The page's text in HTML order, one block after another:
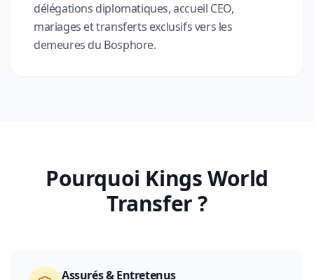
délégations diplomatiques, accueil CEO,
mariages et transferts exclusifs vers les
demeures du Bosphore.
Pourquoi Kings World
Transfer ?
Assurés & Entretenus